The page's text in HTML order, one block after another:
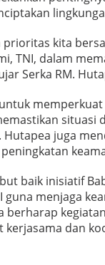
kita
TNI, dalam
Serka RM.
situasi
juga
baik inisiatif
menjaga
berharap
dan